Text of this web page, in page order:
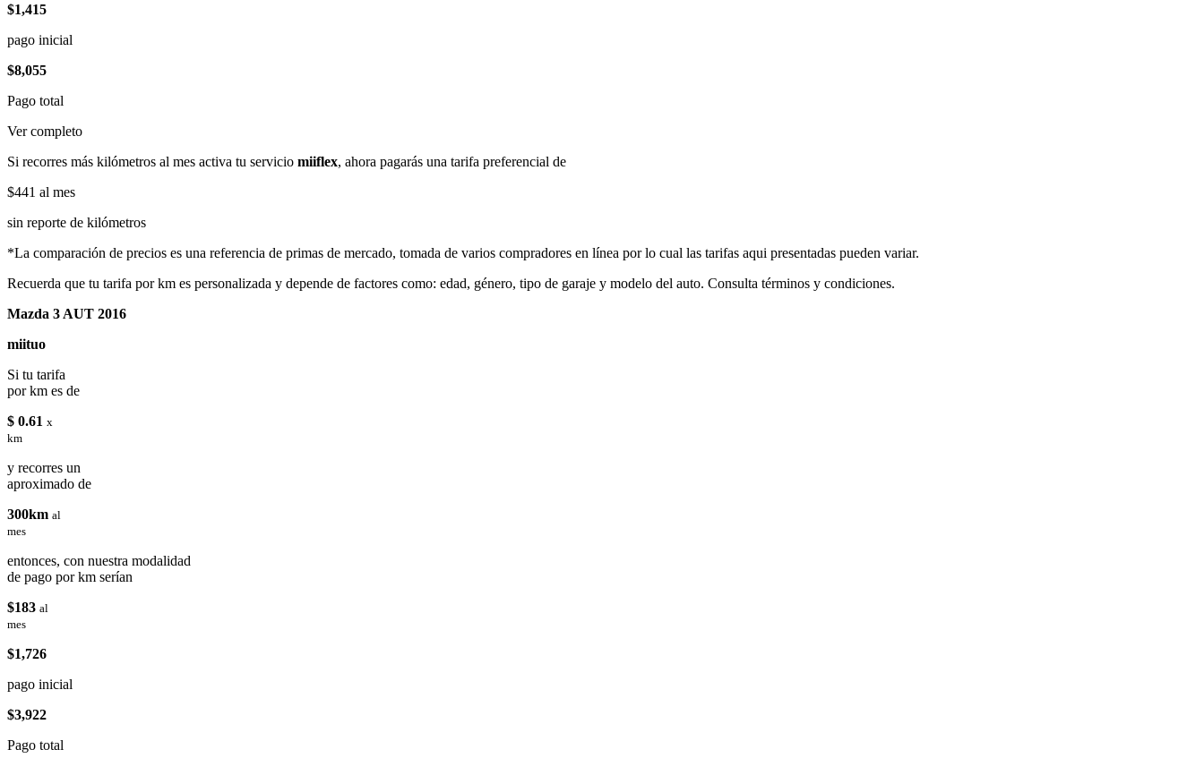
$1,415
pago inicial
$8,055
Pago total
Ver completo
Si recorres más kilómetros al mes activa tu servicio miiflex, ahora pagarás una tarifa preferencial de
$441 al mes
sin reporte de kilómetros
*La comparación de precios es una referencia de primas de mercado, tomada de varios compradores en línea por lo cual las tarifas aqui presentadas pueden variar.
Recuerda que tu tarifa por km es personalizada y depende de factores como: edad, género, tipo de garaje y modelo del auto. Consulta términos y condiciones.
Mazda 3 AUT 2016
miituo
Si tu tarifa
por km es de
$ 0.61 x
km
y recorres un
aproximado de
300km al
mes
entonces, con nuestra modalidad
de pago por km serían
$183 al
mes
$1,726
pago inicial
$3,922
Pago total